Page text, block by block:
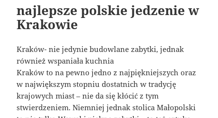
najlepsze polskie jedzenie w
Krakowie
Kraków- nie jedynie budowlane zabytki, jednak
również wspaniała kuchnia
Kraków to na pewno jedno z najpiękniejszych oraz
w największym stopniu dostatnich w tradycję
krajowych miast – nie da się kłócić z tym
stwierdzeniem. Niemniej jednak stolica Małopolski